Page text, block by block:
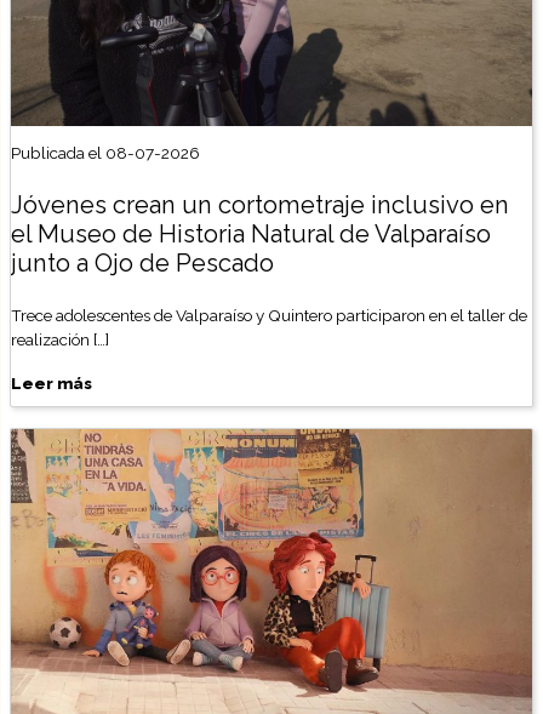
Publicada el 08-07-2026
Jóvenes crean un cortometraje inclusivo en
el Museo de Historia Natural de Valparaíso
junto a Ojo de Pescado
Trece adolescentes de Valparaíso y Quintero participaron en el taller de
realización […]
Leer más